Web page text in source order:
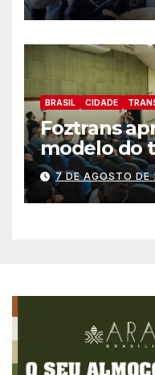
BRASIL CIDADE
Foztrans
modelo do
coletivo em
pública e
sistema
7 DE AGOSTO